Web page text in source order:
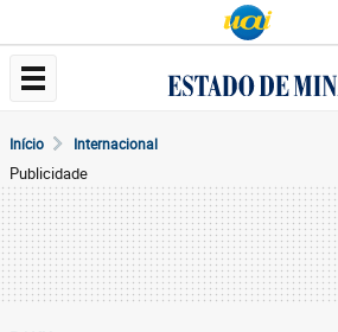
Início Internacional
Publicidade